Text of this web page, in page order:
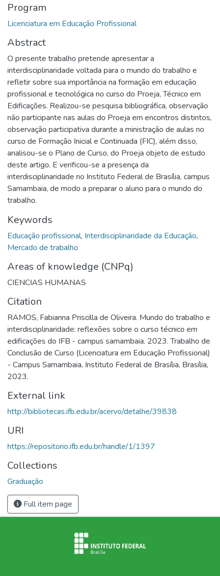
Program
Licenciatura em Educação Profissional
Abstract
O presente trabalho pretende apresentar a
interdisciplinaridade voltada para o mundo do trabalho e
refletir sobre sua importância na formação em educação
profissional e tecnológica no curso do Proeja, Técnico em
Edificações. Realizou-se pesquisa bibliográfica, observação
não participante nas aulas do Proeja em encontros distintos,
observação participativa durante a ministração de aulas no
curso de Formação Inicial e Continuada (FIC), além disso,
analisou-se o Plano de Curso, do Proeja objeto de estudo
deste artigo. E verificou-se a presença da
interdisciplinaridade no Instituto Federal de Brasília, campus
Samambaia, de modo a preparar o aluno para o mundo do
trabalho.
Keywords
Educação profissional, Interdisciplinaridade da Educação,
Mercado de trabalho
Areas of knowledge (CNPq)
CIENCIAS HUMANAS
Citation
RAMOS, Fabianna Priscilla de Oliveira. Mundo do trabalho e
interdisciplinaridade: reflexões sobre o curso técnico em
edificações do IFB - campus samambaia. 2023. Trabalho de
Conclusão de Curso (Licenciatura em Educação Profissional)
- Campus Samambaia, Instituto Federal de Brasília, Brasília,
2023.
External link
http://bibliotecas.ifb.edu.br/acervo/detalhe/39838
URI
https://repositorio.ifb.edu.br/handle/1/1397
Collections
Graduação
Full item page